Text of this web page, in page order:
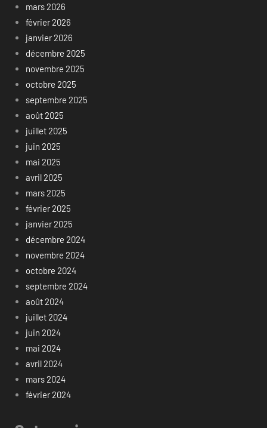
mars 2026
février 2026
janvier 2026
décembre 2025
novembre 2025
octobre 2025
septembre 2025
août 2025
juillet 2025
juin 2025
mai 2025
avril 2025
mars 2025
février 2025
janvier 2025
décembre 2024
novembre 2024
octobre 2024
septembre 2024
août 2024
juillet 2024
juin 2024
mai 2024
avril 2024
mars 2024
février 2024